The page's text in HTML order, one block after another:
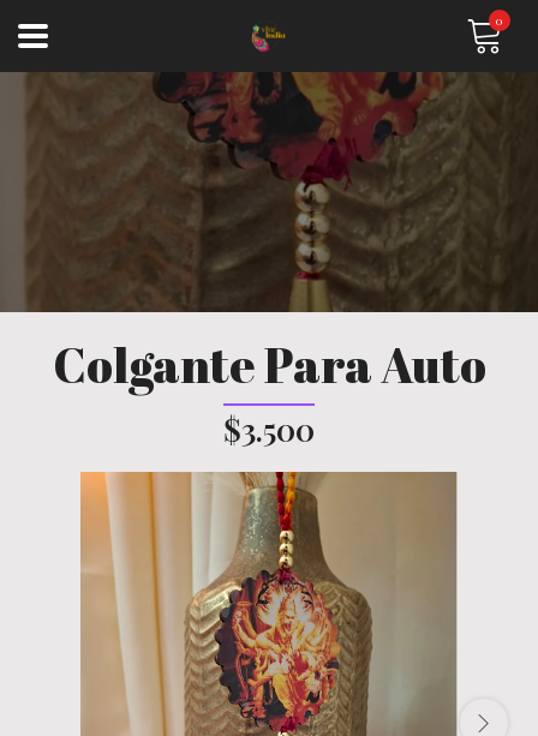
0
Colgante Para Auto
$3.500